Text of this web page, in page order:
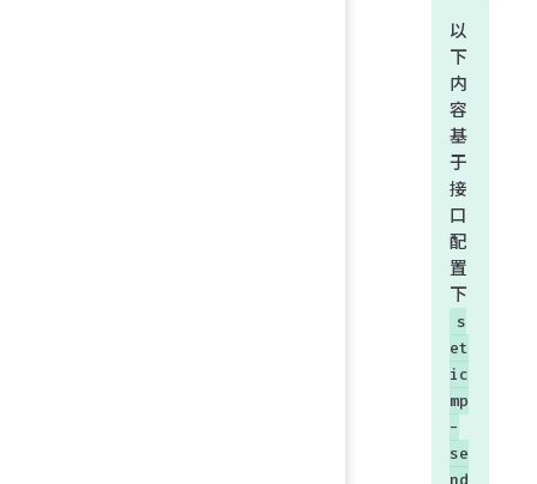
以
下
内
容
基
于
接
口
配
置
下
s
et
ic
mp
-
se